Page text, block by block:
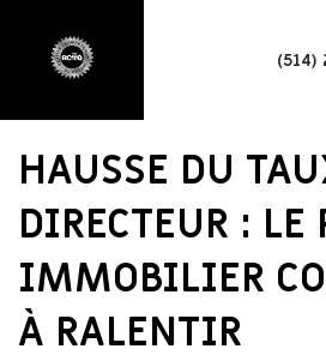
(514)
HAUSSE DU
DIRECTEUR : LE
IMMOBILIER
À RALENTIR